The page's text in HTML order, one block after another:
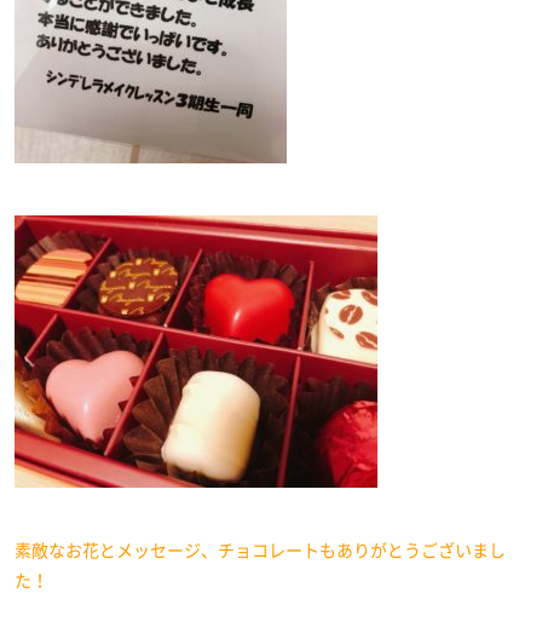
素敵なお花とメッセージ、チョコレートもありがとうございまし
た！